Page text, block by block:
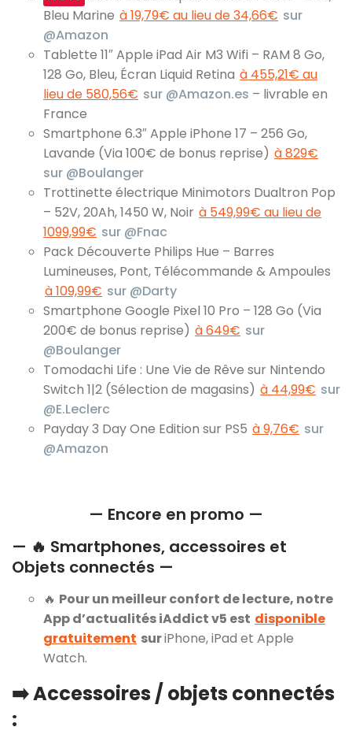
Bleu Marine à 19,79€ au lieu de 34,66€ sur
@Amazon
Tablette 11″ Apple iPad Air M3 Wifi – RAM 8 Go,
128 Go, Bleu, Écran Liquid Retina à 455,21€ au
lieu de 580,56€ sur @Amazon.es – livrable en
France
Smartphone 6.3″ Apple iPhone 17 – 256 Go,
Lavande (Via 100€ de bonus reprise) à 829€
sur @Boulanger
Trottinette électrique Minimotors Dualtron Pop
– 52V, 20Ah, 1450 W, Noir à 549,99€ au lieu de
1099,99€ sur @Fnac
Pack Découverte Philips Hue – Barres
Lumineuses, Pont, Télécommande & Ampoules
à 109,99€ sur @Darty
Smartphone Google Pixel 10 Pro – 128 Go (Via
200€ de bonus reprise) à 649€ sur
@Boulanger
Tomodachi Life : Une Vie de Rêve sur Nintendo
Switch 1|2 (Sélection de magasins) à 44,99€ sur
@E.Leclerc
Payday 3 Day One Edition sur PS5 à 9,76€ sur
@Amazon
— Encore en promo —
— 🔥 Smartphones, accessoires et
Objets connectés —
🔥 Pour un meilleur confort de lecture, notre
App d’actualités iAddict v5 est disponible
gratuitement suriPhone, iPad et Apple
Watch.
➡️ Accessoires / objets connectés
: